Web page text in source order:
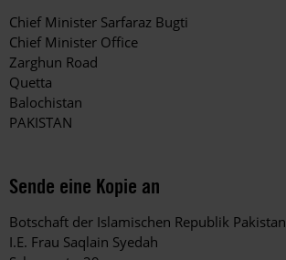
Chief Minister Sarfaraz Bugti
Chief Minister Office
Zarghun Road
Quetta
Balochistan
PAKISTAN
Sende eine Kopie an
Botschaft der Islamischen Republik Pakistan
I.E. Frau Saqlain Syedah